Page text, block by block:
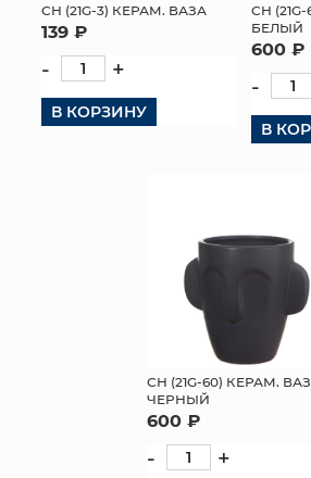
СН (21G-3) КЕРАМ. ВАЗА
139 ₽
- +
В КОРЗИНУ
СН
БЕЛЫЙ
600 ₽
-
В
СН (21G-60) КЕРАМ.
ЧЕРНЫЙ
600 ₽
- +